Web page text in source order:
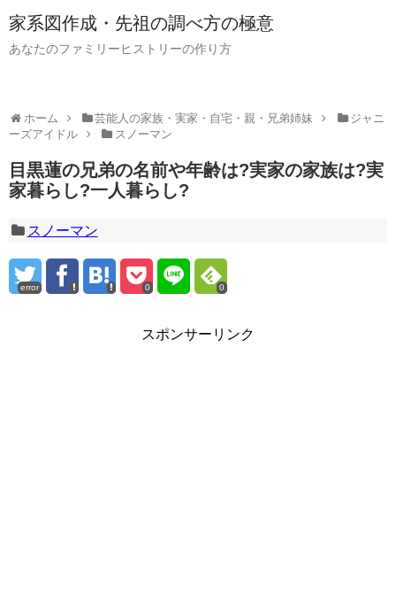
家系図作成・先祖の調べ方の極意
あなたのファミリーヒストリーの作り方
ホーム 芸能人の家族・実家・自宅・親・兄弟姉妹
ジャニ
ーズアイドル
スノーマン
目黒蓮の兄弟の名前や年齢は?実家の家族は?実
家暮らし?一人暮らし?
スノーマン
error 0 0
スポンサーリンク